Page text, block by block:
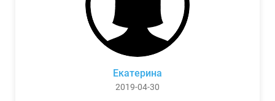
Екатерина
2019-04-30